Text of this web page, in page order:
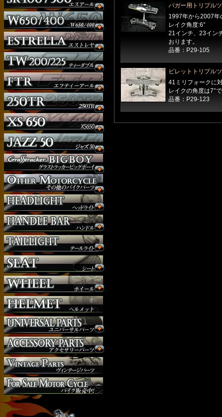
バガー用トリプル
1997年から2007年
レイク角度:6°
21インチ、23イン
おります。
品番：P29-105
ビレットトリプル
41ミリフォークに
レイクの角度は7°
品番：P29-123
ウインカー
オーダー
ガソリンタンク
サイドナンバー
サスペンション
シート
ジョッキーシフト
ハンドルバー
ハンドル周り
ヘッドライト
マフラー
外装パーツ